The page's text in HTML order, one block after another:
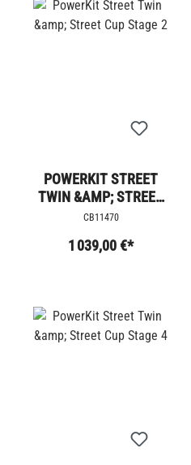
POWERKIT STREET
TWIN &AMP; STREET
CUP STAGE 2
CB11470
1 039,00 €*